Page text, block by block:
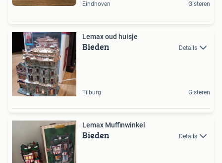
Eindhoven Gisteren
Lemax oud huisje
Bieden Details
Tilburg Gisteren
Lemax Muffinwinkel
Bieden Details